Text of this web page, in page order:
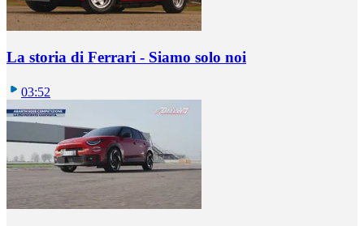
La storia di Ferrari - Siamo solo noi
03:52